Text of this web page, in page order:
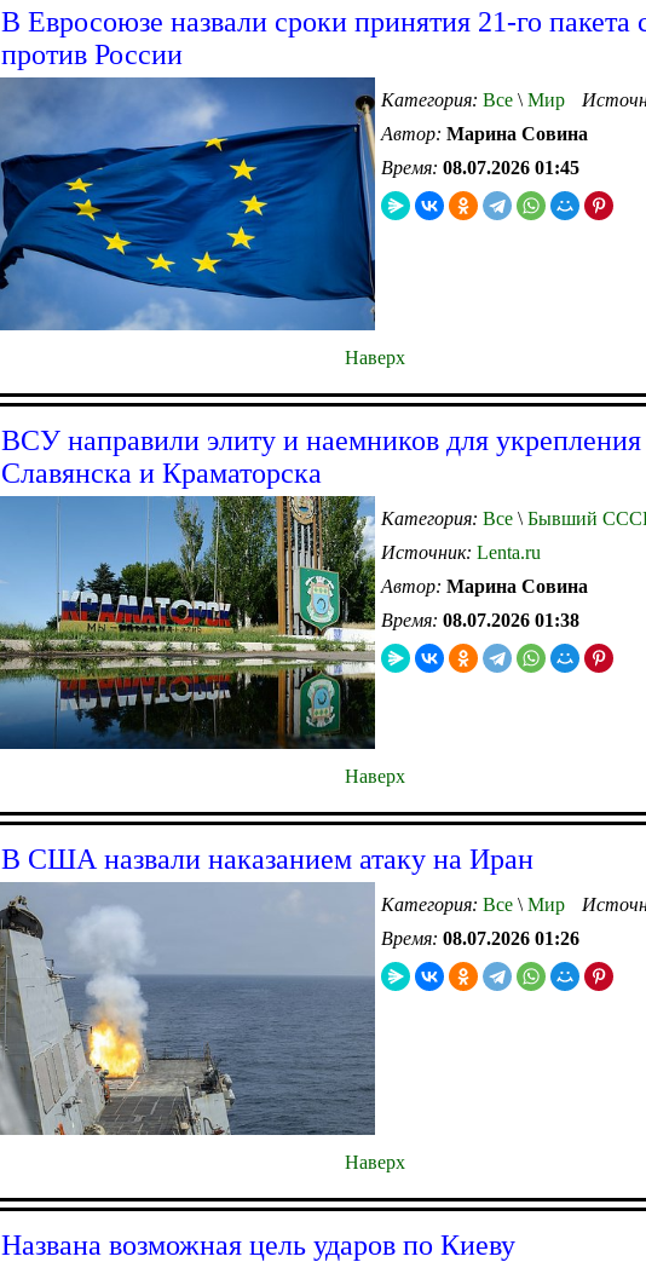
В Евросоюзе назвали сроки принятия 21-го пакета
против России
Категория: Все \ Мир
Автор: Марина Совина
Время: 08.07.2026 01:45
Наверх
ВСУ направили элиту и наемников для укрепления
Славянска и Краматорска
Категория: Все \ Бывший
Источник: Lenta.ru
Автор: Марина Совина
Время: 08.07.2026 01:38
Наверх
В США назвали наказанием атаку на Иран
Категория: Все \ Мир
Время: 08.07.2026 01:26
Наверх
Названа возможная цель ударов по Киеву